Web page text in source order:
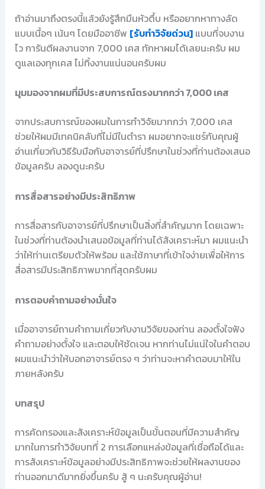
ถ้าอ่านมาถึงตรงนี้แล้วยังรู้สึกมึนหัวตึ้บ หรืออยากหาทางลัด
แบบเนื้อๆ เน้นๆ โดยมืออาชีพ [รับทำวิจัยด่วน]แบบที่จบงาน
ไว การันตีผลงานจาก 7,000 เคส ทักหาผมได้เลยนะครับ ผม
ดูแลเองทุกเคส ไม่ทิ้งงานแน่นอนครับผม
มุมมองจากผมที่มีประสบการณ์ตรงมากกว่า 7,000 เคส
จากประสบการณ์ของผมในการทำวิจัยมากกว่า 7,000 เคส
ช่วยให้ผมมีเทคนิคลับที่ไม่มีในตำรา ผมอยากจะแชร์กับคุณผู้
อ่านเกี่ยวกับวิธีรับมือกับอาจารย์ที่ปรึกษาในช่วงที่ท่านต้องเสนอ
ข้อมูลครับ ลองดูนะครับ
การสื่อสารอย่างมีประสิทธิภาพ
การสื่อสารกับอาจารย์ที่ปรึกษาเป็นสิ่งที่สำคัญมาก โดยเฉพาะ
ในช่วงที่ท่านต้องนำเสนอข้อมูลที่ท่านได้สังเคราะห์มา ผมแนะนำ
ว่าให้ท่านเตรียมตัวให้พร้อม และใช้ภาษาที่เข้าใจง่ายเพื่อให้การ
สื่อสารมีประสิทธิภาพมากที่สุดครับผม
การตอบคำถามอย่างมั่นใจ
เมื่ออาจารย์ถามคำถามเกี่ยวกับงานวิจัยของท่าน ลองตั้งใจฟัง
คำถามอย่างตั้งใจ และตอบให้ชัดเจน หากท่านไม่แน่ใจในคำตอบ
ผมแนะนำว่าให้บอกอาจารย์ตรง ๆ ว่าท่านจะหาคำตอบมาให้ใน
ภายหลังครับ
บทสรุป
การคัดกรองและสังเคราะห์ข้อมูลเป็นขั้นตอนที่มีความสำคัญ
มากในการทำวิจัยบทที่ 2 การเลือกแหล่งข้อมูลที่เชื่อถือได้และ
การสังเคราะห์ข้อมูลอย่างมีประสิทธิภาพจะช่วยให้ผลงานของ
ท่านออกมาดีมากยิ่งขึ้นครับ สู้ ๆ นะครับคุณผู้อ่าน!